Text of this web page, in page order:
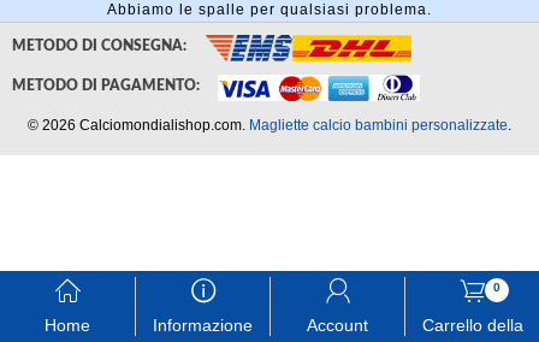
Abbiamo le spalle per qualsiasi problema.
󰃱
Home
󰈢
Informazione
󰃳
Account
0
󰃦
Carrello della
METODO DI CONSEGNA:
METODO DI PAGAMENTO:
© 2026 Calciomondialishop.com. Magliette calcio bambini personalizzate.